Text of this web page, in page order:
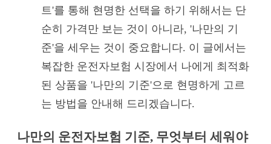
트'를 통해 현명한 선택을 하기 위해서는 단
순히 가격만 보는 것이 아니라, '나만의 기
준'을 세우는 것이 중요합니다. 이 글에서는
복잡한 운전자보험 시장에서 나에게 최적화
된 상품을 '나만의 기준'으로 현명하게 고르
는 방법을 안내해 드리겠습니다.
나만의 운전자보험 기준, 무엇부터 세워야